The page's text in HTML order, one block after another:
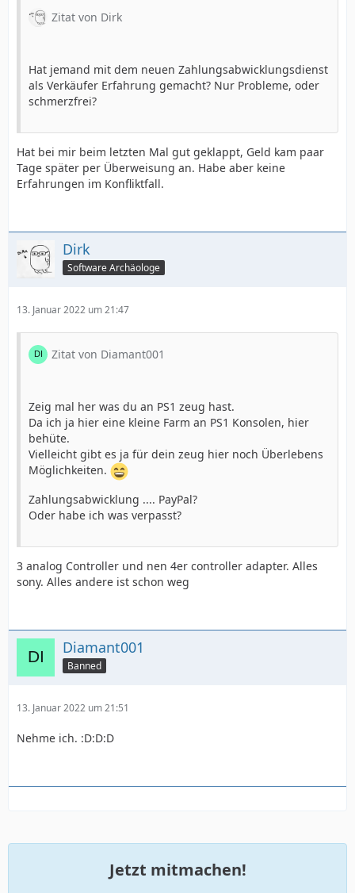
Zitat von Dirk
Hat jemand mit dem neuen Zahlungsabwicklungsdienst
als Verkäufer Erfahrung gemacht? Nur Probleme, oder
schmerzfrei?
Hat bei mir beim letzten Mal gut geklappt, Geld kam paar
Tage später per Überweisung an. Habe aber keine
Erfahrungen im Konfliktfall.
Dirk
Software Archäologe
13. Januar 2022 um 21:47
Zitat von Diamant001
Zeig mal her was du an PS1 zeug hast.
Da ich ja hier eine kleine Farm an PS1 Konsolen, hier
behüte.
Vielleicht gibt es ja für dein zeug hier noch Überlebens
Möglichkeiten.
Zahlungsabwicklung .... PayPal?
Oder habe ich was verpasst?
3 analog Controller und nen 4er controller adapter. Alles
sony. Alles andere ist schon weg
Diamant001
Banned
13. Januar 2022 um 21:51
Nehme ich. :D:D:D
Jetzt mitmachen!